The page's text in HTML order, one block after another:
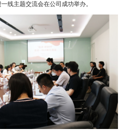
线主题交流会在公司成功举办。